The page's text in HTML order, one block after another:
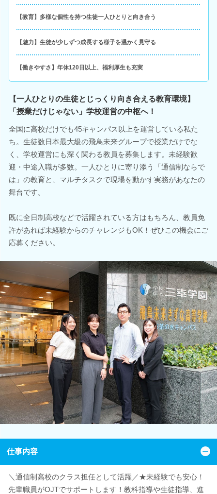
【教育】多様な個性を持つ生徒一人ひとりと向き合う
【魅力】生徒が少しずつ成長する様子を温かく見守る
【働きやすさ】年休120日以上、福利厚生も充実
【一人ひとりの生徒とじっくり向き合える教育環境】
「授業だけじゃない」学校運営の中枢へ！
全国に高校だけでも45キャンパス以上を運営している私た
ち。生徒数日本最大級の飛鳥未来グループで授業だけでな
く、学校運営にも深く関わる教員を募集します。未経験歓
迎・中途入職が多数。一人ひとりに寄り添う「通信制ならで
は」の教育と、マルチタスクで現場を動かす実務があなたの
舞台です。
既に全日制高校などで活躍されている方はもちろん、教員免
許があれば未経験からのチャレンジもOK！ぜひこの機会にご
応募ください。
仕事内容
＼通信制高校のクラス担任として活躍／★未経験でも安心！
先輩職員がOJTでサポートします！教科指導や生徒指導、進